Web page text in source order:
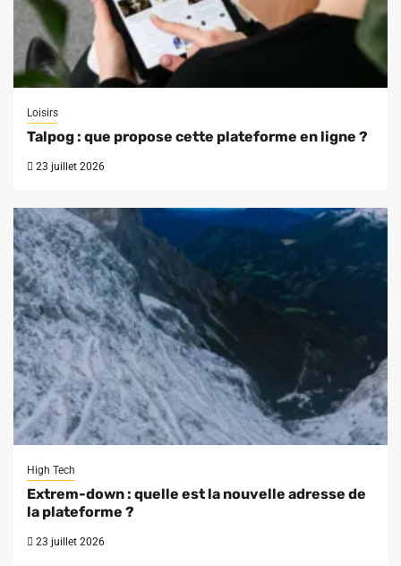
Loisirs
Talpog : que propose cette plateforme en ligne ?
23 juillet 2026
High Tech
Extrem-down : quelle est la nouvelle adresse de
la plateforme ?
23 juillet 2026